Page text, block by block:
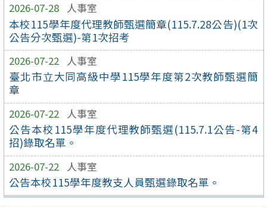
2026-07-28 人事室
本校115學年度代理教師甄選簡章(115.7.28公告)(1次
公告分次甄選)-第1次招考
2026-07-22 人事室
臺北市立大同高級中學115學年度第2次教師甄選簡
章
2026-07-22 人事室
公告本校115學年度代理教師甄選(115.7.1公告-第4
招)錄取名單。
2026-07-22 人事室
公告本校115學年度教支人員甄選錄取名單。